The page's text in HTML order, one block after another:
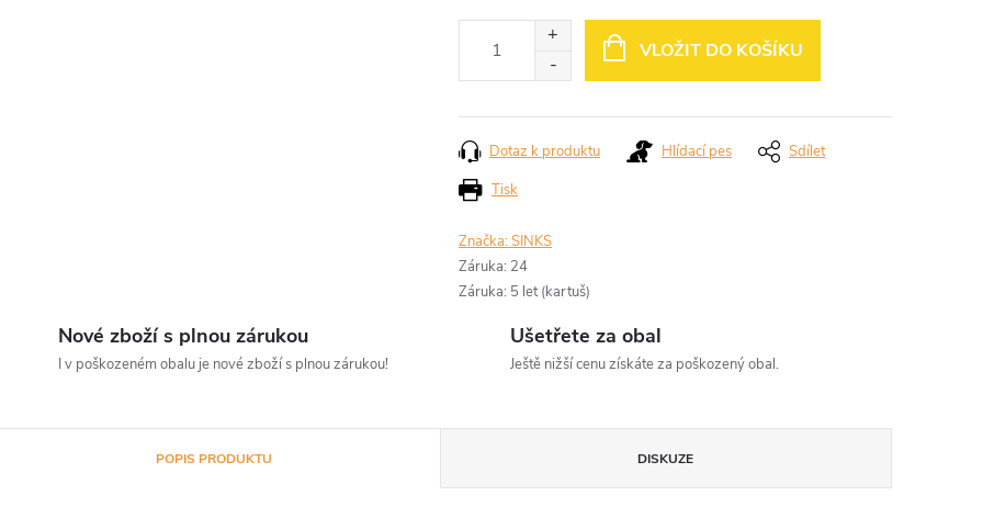
VLOŽIT DO KOŠÍKU
Tisk
Dotaz k produktu Hlídací pes Sdílet
Značka:SINKS
Záruka: 24
Záruka: 5 let (kartuš)
Nové zboží s plnou zárukou
I v poškozeném obalu je nové zboží s plnou zárukou!
Ušetřete za obal
Ještě nižší cenu získáte za poškozený obal.
POPIS PRODUKTU DISKUZE